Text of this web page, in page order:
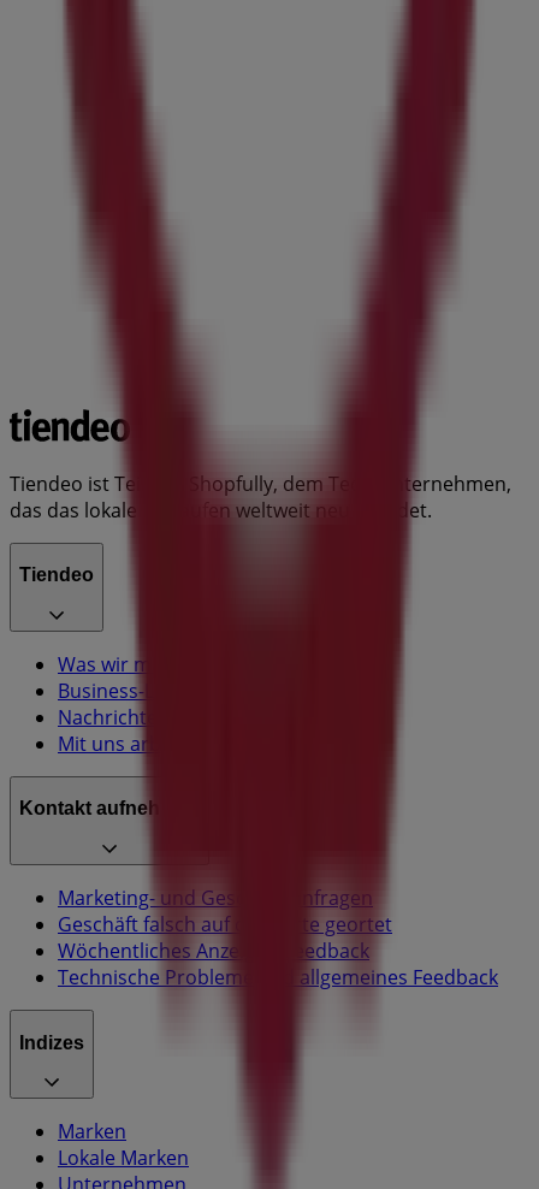
Tiendeo ist Teil von Shopfully, dem Tech-Unternehmen,
das das lokale Einkaufen weltweit neu erfindet.
Tiendeo
Was wir machen
Business-Lösungen
Nachrichten und Medien
Mit uns arbeiten
Kontakt aufnehmen
Marketing- und Geschäftsanfragen
Geschäft falsch auf der Karte geortet
Wöchentliches Anzeigen-Feedback
Technische Probleme und allgemeines Feedback
Indizes
Marken
Lokale Marken